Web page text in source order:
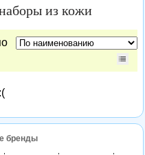
из кожи
бренды